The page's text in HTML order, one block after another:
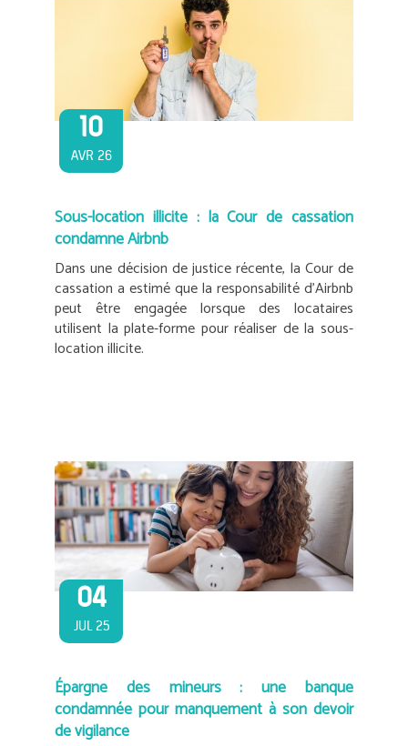
10
AVR 26
Sous-location illicite : la Cour de cassation
condamne Airbnb
Dans une décision de justice récente, la Cour de
cassation a estimé que la responsabilité d’Airbnb
peut être engagée lorsque des locataires
utilisent la plate-forme pour réaliser de la sous-
location illicite.
04
JUL 25
Épargne des mineurs : une banque
condamnée pour manquement à son devoir
de vigilance